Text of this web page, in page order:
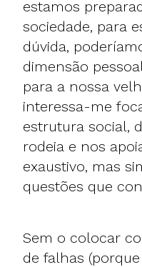
estamos
sociedade, para
dúvida,
dimensão
para a nossa
interessa-me
estrutura social,
rodeia e nos
exaustivo, mas
questões que
Sem o colocar
de falhas